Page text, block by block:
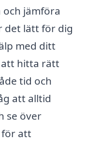
jämföra
det lätt för dig
med ditt
hitta rätt
tid och
att alltid
se över
att